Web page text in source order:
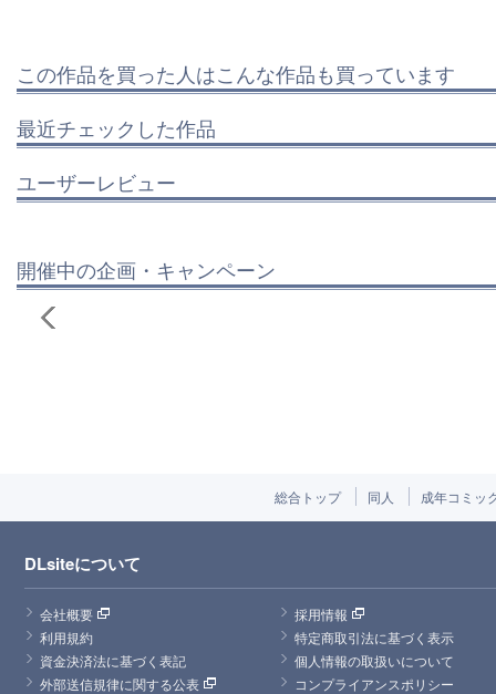
この作品を買った人はこんな作品も買っています
最近チェックした作品
ユーザーレビュー
開催中の企画・キャンペーン
総合トップ 同人 成年コミッ
DLsiteについて
会社概要
採用情報
利用規約
特定商取引法に基づく表示
資金決済法に基づく表記
個人情報の取扱いについて
外部送信規律に関する公表
コンプライアンスポリシー